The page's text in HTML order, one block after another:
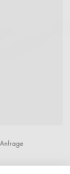
Anfrage